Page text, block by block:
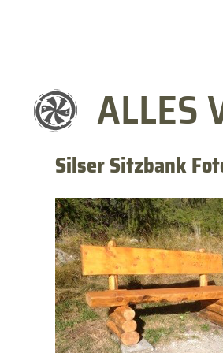
ALLES
Silser Sitzbank